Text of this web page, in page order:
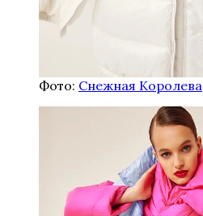
Фото: Снежная Королева